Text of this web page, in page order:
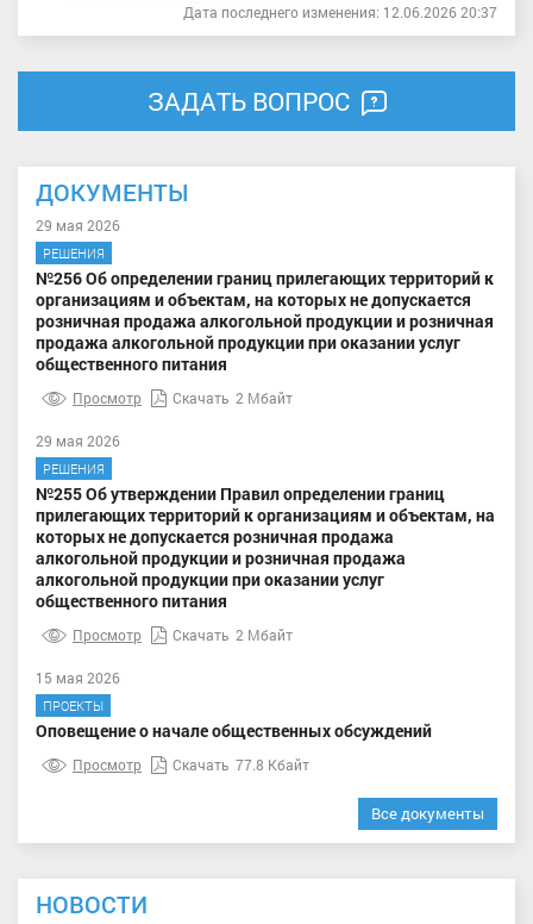
ключевых инфраструктурных направлений
развития территории.
Дата последнего изменения: 12.06.2026 20:37
ЗАДАТЬ ВОПРОС
ДОКУМЕНТЫ
29 мая 2026
РЕШЕНИЯ
№256 Об определении границ прилегающих территорий к
организациям и объектам, на которых не допускается
розничная продажа алкогольной продукции и розничная
продажа алкогольной продукции при оказании услуг
общественного питания
Просмотр Скачать 2 Мбайт
29 мая 2026
РЕШЕНИЯ
№255 Об утверждении Правил определении границ
прилегающих территорий к организациям и объектам, на
которых не допускается розничная продажа
алкогольной продукции и розничная продажа
алкогольной продукции при оказании услуг
общественного питания
Просмотр Скачать 2 Мбайт
15 мая 2026
ПРОЕКТЫ
Оповещение о начале общественных обсуждений
Просмотр Скачать 77.8 Кбайт
Все документы
НОВОСТИ